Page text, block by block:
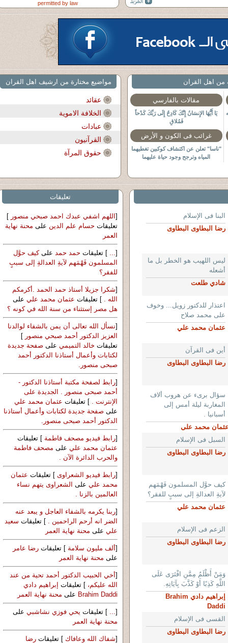
permitted by law
من اهل القران
مقالات بالفارسي
يَا أَيُّهَا الإِنسَانُ إِنَّكَ كَادِحٌ إِلَى رَبِّكَ كَدْحاً
فَمُلاقِ
غرائب فى الكون و الأرض
"ناسا" تعلن عن اكتشاف كوكبين تغطيهما
المياه وترجح وجود حياة عليهما
مواضيع مختارة من ارشيف اهل القران
عقائد
الخلافة الاموية
عبادات
القرآنيون
حقوق المرآة
البنا فى الإسلام
رضا البطاوى البطاوى
ليس اللهيب هو الخطر بل ما
أشعله
شادي طلعت
اعتذار للدكتور زويل... وخوف
على محمد صلاح
عثمان محمد علي
أين فى القرآن
رضا البطاوى البطاوى
سؤال برىء عن هروب ألاف
المغاربة ليلة أمس إلى
أسبانيا .
محمد علي
السبل فى الإسلام
رضا البطاوى البطاوى
كيف حوَّل المسلمون فَهْمَهم
لآيةِ العدالةِ إلى سببٍ للفقر؟
عثمان محمد علي
الزعم فى الإسلام
رضا البطاوى البطاوى
وَمَنْ أَظْلَمُ مِمَّنِ افْتَرَى عَلَى
اللَّهِ كَذِبًا أَوْ كَذَّبَ بِآيَاتِهِ.
إبراهيم دادي Brahim
Daddi
القسى فى الإسلام
رضا البطاوى البطاوى
تعليقات
[اللهم اشفي عبدك احمد صبحي منصور ]
تعليقات حسام علم الدين على محنة نهاية
العمر
[
... ] تعليقات حمد حمد علىكيف حوَّل
المسلمون فَهْمَهم لآيةِ العدالةِ إلى سببٍ
للفقر؟
[شكرا جزيلا أستاذ حمد الحمد .أكرمكم
الله . ] تعليقات عثمان محمد علي على
هل مصر إستثناء من سنة الله في كونه ؟
[نسأل الله تعالى أن يمن بالشفاء لوالدنا
العزيز الدكتور أحمد صبحي منصور ]
تعليقات خالد التميمي على صفحة جديدة
لكتابات وأعمال أستاذنا الدكتور أحمد
صبحى منصور.
[رابط لصفحة مكتبة أستاذنا الدكتور -
أحمد صبحى منصور . الجديدة على
الإنترنت . ] تعليقات عثمان محمد علي
على صفحة جديدة لكتابات وأعمال أستاذنا
الدكتور أحمد صبحى منصور.
[رابط فيديو مصحف فاطمة ] تعليقات
عثمان محمد علي على مصحف فاطمة
والحرب الدائرة الآن .
[رابط فيديو الشعراوى ] تعليقات عثمان
محمد علي على الشعراوى يتهم نساء
العالمين بالزنا .
[ربنا يكرمه بالشفاء العاجل و يبعد عنه
الضر انه أرحم الراحمين . ] تعليقات سعيد
علي على محنة نهاية العمر
[ألف مليون سلامة ] تعليقات رضا عامر
على محنة نهاية العمر
[أخي الحبيب الدكتور أحمد تحية من عند
الله عليكم، ] تعليقات إبراهيم دادي
Brahim Daddi على محنة نهاية العمر
[
... ] تعليقات يحي فوزي نشاشبي على
محنة نهاية العمر
[شفاك الله وعافاك ] تعليقات رضا